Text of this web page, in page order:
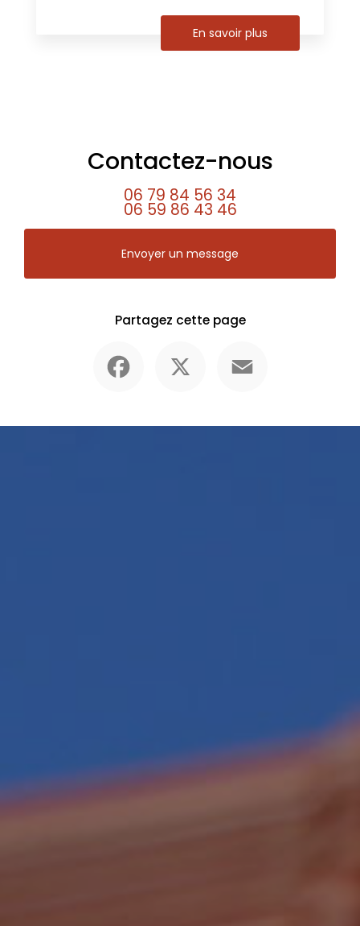
En savoir plus
Contactez-nous
06 79 84 56 34
06 59 86 43 46
Envoyer un message
Partagez cette page